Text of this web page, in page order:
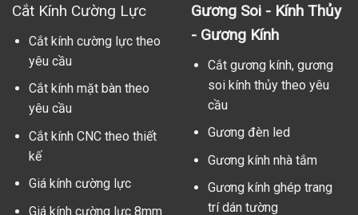
Cắt Kính Cường Lực
Cắt kính cường lực theo
yêu cầu
Cắt kính mặt bàn theo
yêu cầu
Cắt kính CNC theo thiết
kế
Giá kính cường lực
Giá kính cường lực 8mm
Gương Soi - Kính Thủy
- Gương Kính
Cắt gương kính, gương
soi kính thủy theo yêu
cầu
Gương đèn led
Gương kính nhà tắm
Gương kính ghép trang
trí dán tường